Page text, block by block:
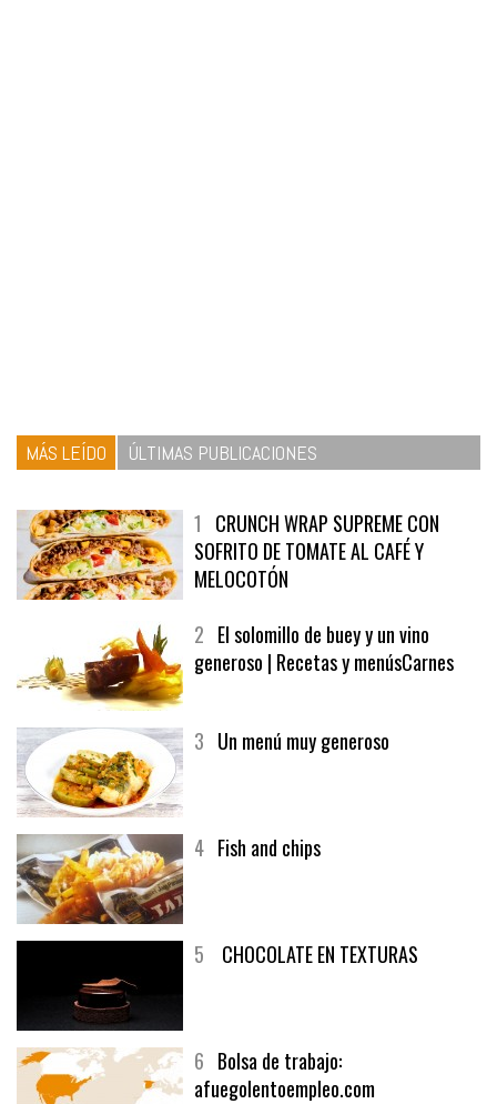
MÁS LEÍDO ÚLTIMAS PUBLICACIONES
1 CRUNCH WRAP SUPREME CON
SOFRITO DE TOMATE AL CAFÉ Y
MELOCOTÓN
2 El solomillo de buey y un vino
generoso | Recetas y menúsCarnes
3 Un menú muy generoso
4 Fish and chips
5 CHOCOLATE EN TEXTURAS
6 Bolsa de trabajo:
afuegolentoempleo.com